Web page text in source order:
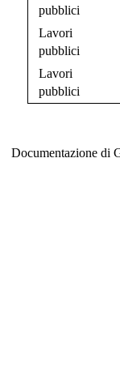
pubblici
Lavori
pubblici
Lavori
pubblici
Documentazione di